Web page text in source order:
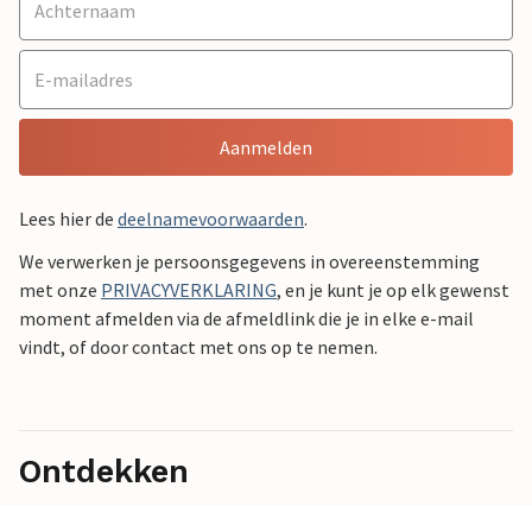
Aanmelden
Lees hier de deelnamevoorwaarden.
We verwerken je persoonsgegevens in overeenstemming
met onze PRIVACYVERKLARING, en je kunt je op elk gewenst
moment afmelden via de afmeldlink die je in elke e-mail
vindt, of door contact met ons op te nemen.
Ontdekken